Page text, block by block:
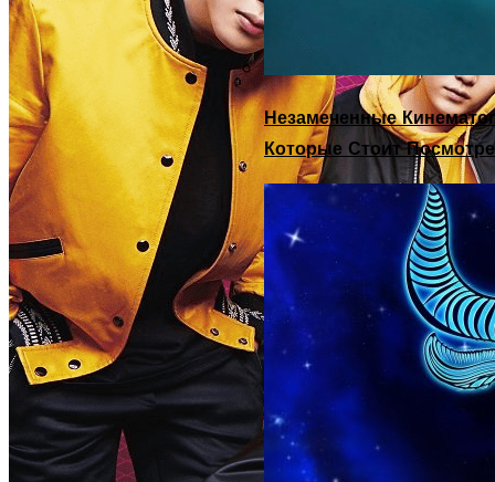
Незамеченные
Которые Стоит